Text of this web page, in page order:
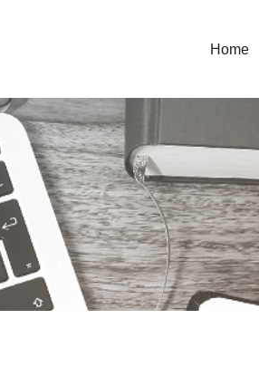
Home